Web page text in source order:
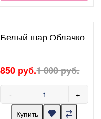
Белый шар Облачко
850 руб.1 000 руб.
- +
Купить